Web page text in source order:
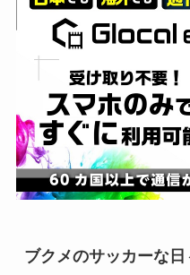
ブクメのサッカーな日